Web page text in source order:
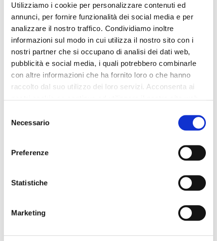
Utilizziamo i cookie per personalizzare contenuti ed
annunci, per fornire funzionalità dei social media e per
analizzare il nostro traffico. Condividiamo inoltre
informazioni sul modo in cui utilizza il nostro sito con i
nostri partner che si occupano di analisi dei dati web,
pubblicità e social media, i quali potrebbero combinarle
con altre informazioni che ha fornito loro o che hanno
raccolto dal suo utilizzo dei loro servizi. Acconsenta ai
delNecessario
Preferenze
Statistiche
Marketing